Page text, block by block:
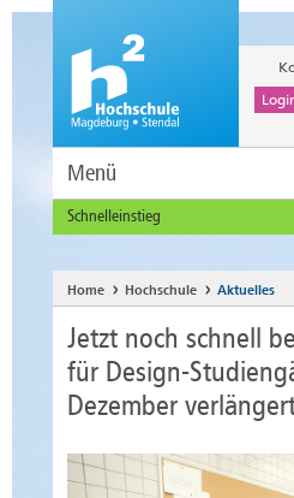
Menü
Schnelleinstieg
Alumni
Unternehmen und
Studierende
Beschäftigte
International
Home Hochschule Aktuelles
Jetzt noch schnell
für Design-
Dezember